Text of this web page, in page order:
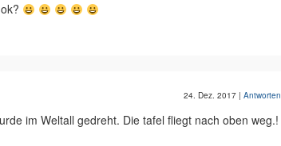
24. Dez. 2017 | Antworten
im Weltall gedreht. Die tafel fliegt nach oben weg.!